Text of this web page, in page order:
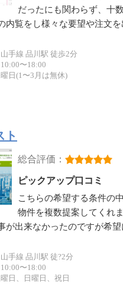
だったにも関わらず、十
内覧をし様々な要望や注文
手線 品川駅 徒歩2分
〜18:00
日(1〜3月は無休)
ト
総合評価：
ピックアップ口コミ
こちらの希望する条件の
物件を複数提案してくれ
が出来なかったのですが希
手線 品川駅 徒?2分
〜18:00
日、日曜日、祝日